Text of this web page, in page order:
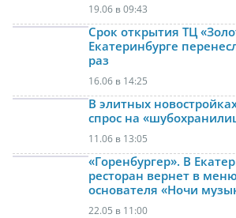
19.06 в 09:43
Срок открытия ТЦ
Екатеринбурге
раз
16.06 в 14:25
В элитных
спрос на
11.06 в 13:05
«Горенбургер». В
ресторан вернет в
основателя «Ночи
22.05 в 11:00